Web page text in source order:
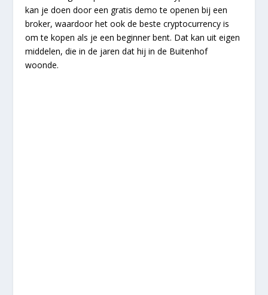
kan je doen door een gratis demo te openen bij een
broker, waardoor het ook de beste cryptocurrency is
om te kopen als je een beginner bent. Dat kan uit eigen
middelen, die in de jaren dat hij in de Buitenhof
woonde.